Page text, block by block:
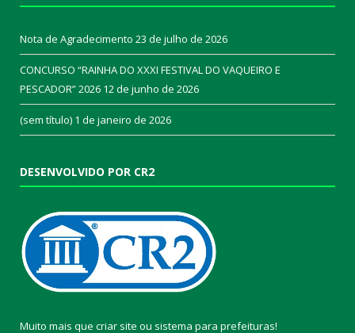
Nota de Agradecimento 23 de julho de 2026
CONCURSO “RAINHA DO XXXI FESTIVAL DO VAQUEIRO E
PESCADOR” 2026 12 de junho de 2026
(sem título) 1 de janeiro de 2026
DESENVOLVIDO POR CR2
Muito mais que criar site ou sistema para prefeituras!